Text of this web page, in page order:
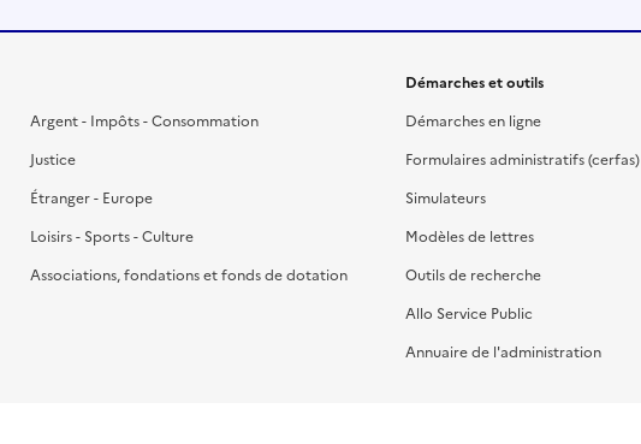
Argent - Impôts - Consommation
Justice
Étranger - Europe
Loisirs - Sports - Culture
Associations, fondations et fonds de dotation
Démarches et outils
Démarches en ligne
Formulaires administratifs (cerfas)
Simulateurs
Modèles de lettres
Outils de recherche
Allo Service Public
Annuaire de l'administration